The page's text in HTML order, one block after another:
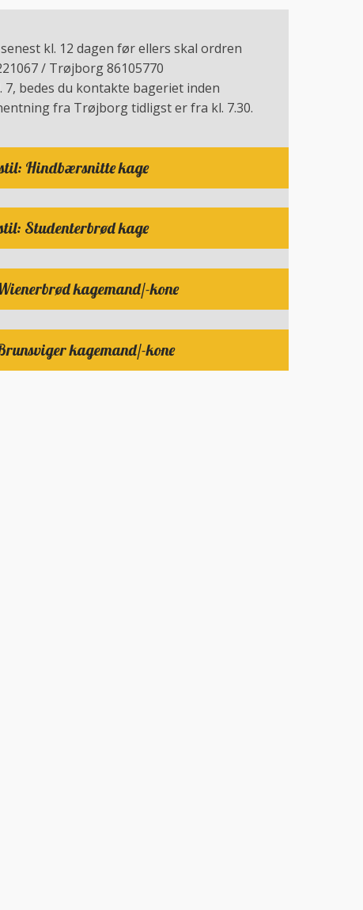
kl. 12 dagen før ellers skal ordren
/ Trøjborg 86105770
bedes du kontakte bageriet inden
fra Trøjborg tidligst er fra kl. 7.30.
Hindbærsnitte kage
Studenterbrød kage
kagemand/-kone​
kagemand/-kone